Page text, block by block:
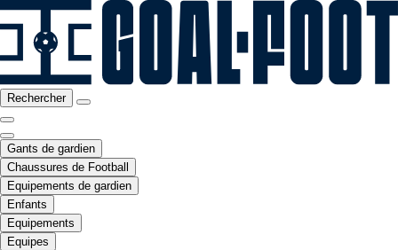
Rechercher
Gants de gardien
Chaussures de Football
Equipements de gardien
Enfants
Equipements
Equipes